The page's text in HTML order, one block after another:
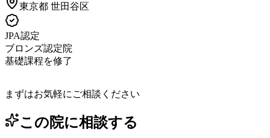
東京都 世田谷区
JPA認定
ブロンズ認定院
基礎課程を修了
まずはお気軽にご相談ください
この院に相談する